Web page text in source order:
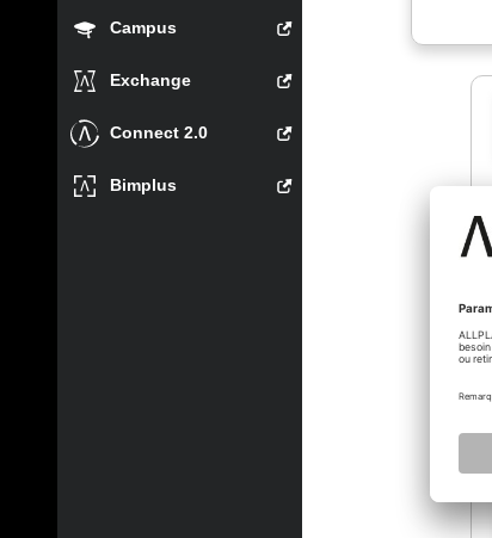
Campus
Exchange
Connect 2.0
Bimplus